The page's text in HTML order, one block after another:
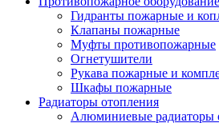
Гидранты пожарные и
Клапаны пожарные
Муфты противопожарные
Огнетушители
Рукава пожарные и
Шкафы пожарные
Радиаторы отопления
Алюминиевые радиаторы